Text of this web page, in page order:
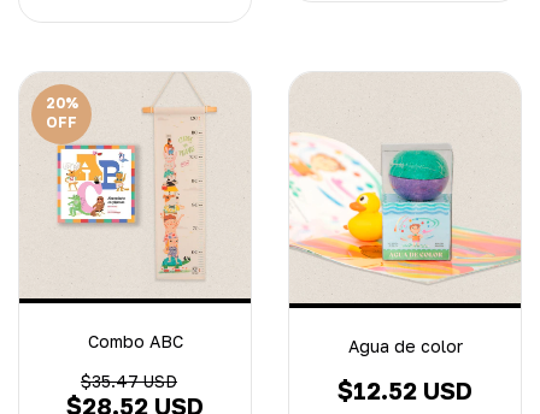
20%
OFF
Combo ABC
$35.47 USD
$28.52 USD
Agua de color
$12.52 USD